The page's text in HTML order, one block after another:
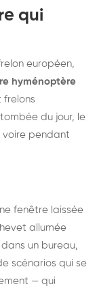
qui
européen,
hyménoptère
frelons
du jour, le
voire pendant
fenêtre laissée
allumée
un bureau,
scénarios qui se
— qui